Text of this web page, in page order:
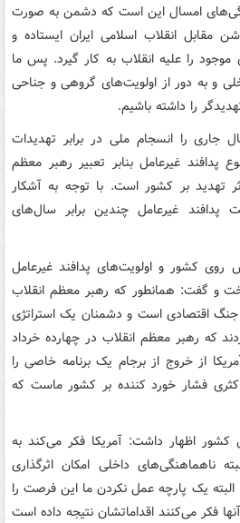
امسال این است که دشمن به صورت
مقابل انقلاب اسلامی ایران ایستاده و
را علیه انقلاب به کار گیرد. پس ما
و به دور از اولویت‌های گروهی و جناحی
را داشته باشیم.
جاری را انسجام ملی در برابر تهدیدات
غیرعامل بنابر تعبیر رهبر معظم
تهدید بر کشور است. با توجه به آشکار
غیرعامل چندین برابر سال‌های
روی کشور و اولویت‌های پدافند غیرعامل
و گفت: همانطور که رهبر معظم انقلاب
اقتصادی است و دشمنان یک استراتژی
که رهبر معظم انقلاب در چهارده خرداد
از خروج از برجام یک برنامه خاصی را
فشار خورد کننده بر کشور ماست که
کشور اظهار داشت: آمریکا فکر می‌کند به
ناهماهنگی‌های داخلی امکان اثرگذاری
یک پارچه عمل نکردن ما این فرصت را
فکر می‌کنند اقداماتشان نتیجه داده است